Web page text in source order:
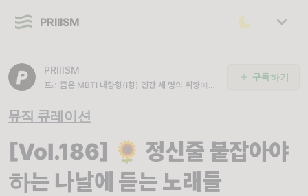
PRIIISM
PRIIISM
프리즘은 MBTI 내향형(I형) 인간 세 명의 취향이
구독하기
뮤직 큐레이션
[Vol.186] 🌻 정신줄 붙잡아야
하는 나날에 듣는 노래들